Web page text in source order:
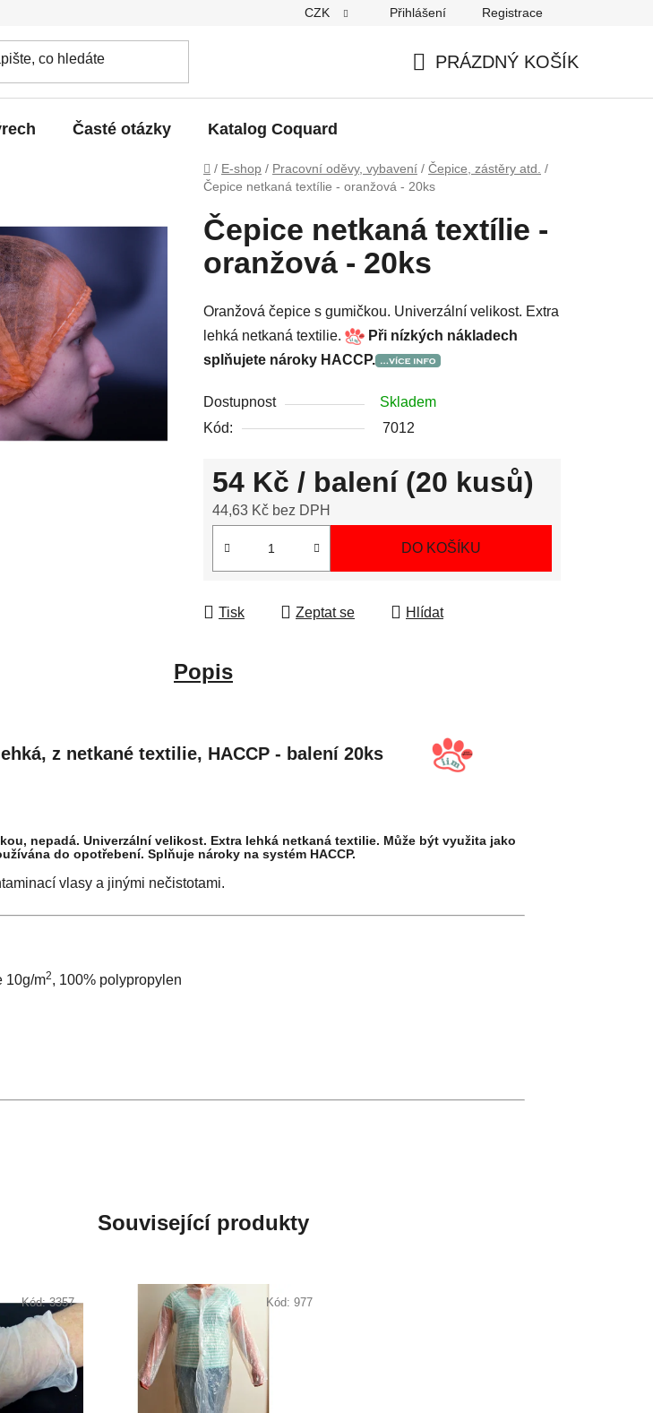
CZK Přihlášení Registrace
PRÁZDNÝ KOŠÍK
Časté otázky Katalog Coquard
Domů
/ E-shop / Pracovní oděvy, vybavení / Čepice, zástěry atd. /
Čepice netkaná textílie - oranžová - 20ks
Čepice netkaná textílie -
oranžová - 20ks
Oranžová čepice s gumičkou. Univerzální velikost. Extra
lehká netkaná textilie.
Při nízkých nákladech
splňujete nároky HACCP.
Dostupnost
Skladem
Kód:
7012
54 Kč / balení (20 kusů)
44,63 Kč bez DPH
DO KOŠÍKU
Tisk Zeptat se Hlídat
Popis
z netkané textilie, HACCP - balení 20ks
nepadá. Univerzální velikost. Extra lehká netkaná textilie. Může být využita jako
do opotřebení. Splňuje nároky na systém HACCP.
vlasy a jinými nečistotami.
10g/m2, 100% polypropylen
Související produkty
Kód:3357 Kód: 977